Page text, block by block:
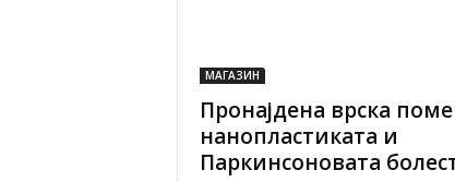
МАГАЗИН
Пронајдена врска
нанопластиката и
Паркинсоновата